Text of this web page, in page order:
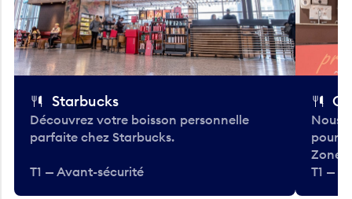
Starbucks
Découvrez votre boisson personnelle
parfaite chez Starbucks.
T1 — Avant-sécurité
Nous
pour
Zone.
T1 —